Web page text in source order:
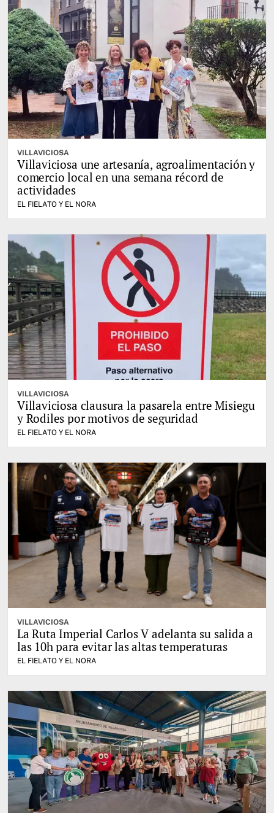
VILLAVICIOSA
Villaviciosa une artesanía, agroalimentación y
comercio local en una semana récord de
actividades
EL FIELATO Y EL NORA
VILLAVICIOSA
Villaviciosa clausura la pasarela entre Misiegu
y Rodiles por motivos de seguridad
EL FIELATO Y EL NORA
VILLAVICIOSA
La Ruta Imperial Carlos V adelanta su salida a
las 10h para evitar las altas temperaturas
EL FIELATO Y EL NORA